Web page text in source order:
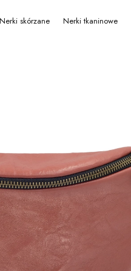
Nerki skórzane Nerki tkaninowe